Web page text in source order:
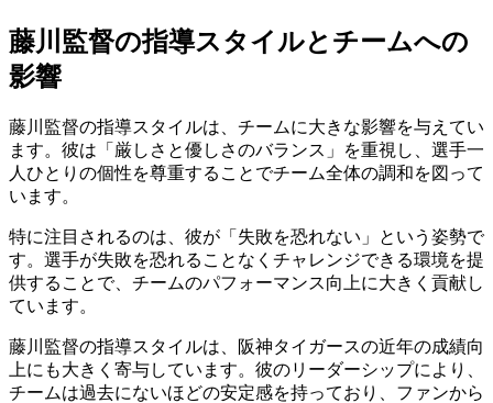
藤川監督の指導スタイルとチームへの
影響
藤川監督の指導スタイルは、チームに大きな影響を与えてい
ます。彼は「厳しさと優しさのバランス」を重視し、選手一
人ひとりの個性を尊重することでチーム全体の調和を図って
います。
特に注目されるのは、彼が「失敗を恐れない」という姿勢で
す。選手が失敗を恐れることなくチャレンジできる環境を提
供することで、チームのパフォーマンス向上に大きく貢献し
ています。
藤川監督の指導スタイルは、阪神タイガースの近年の成績向
上にも大きく寄与しています。彼のリーダーシップにより、
チームは過去にないほどの安定感を持っており、ファンから